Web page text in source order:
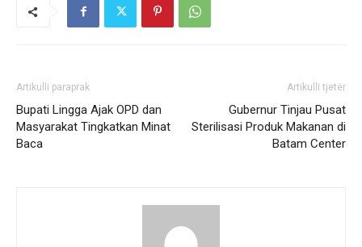
Artikulli paraprak
Bupati Lingga Ajak OPD dan
Masyarakat Tingkatkan Minat
Baca
Artikulli tjetër
Gubernur Tinjau Pusat
Sterilisasi Produk Makanan di
Batam Center